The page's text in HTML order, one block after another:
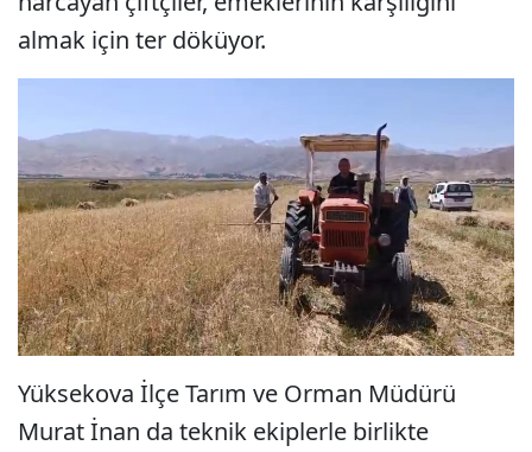
almak için ter döküyor.
Yüksekova İlçe Tarım ve Orman Müdürü
Murat İnan da teknik ekiplerle birlikte